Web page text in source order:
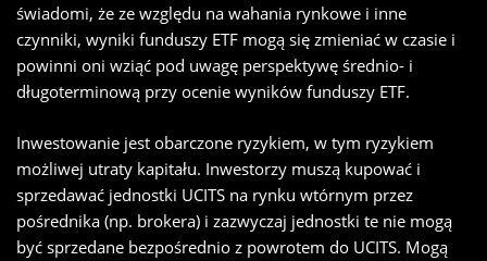
świadomi, że ze względu na wahania rynkowe i inne
czynniki, wyniki funduszy ETF mogą się zmieniać w czasie i
powinni oni wziąć pod uwagę perspektywę średnio- i
długoterminową przy ocenie wyników funduszy ETF.
Inwestowanie jest obarczone ryzykiem, w tym ryzykiem
możliwej utraty kapitału. Inwestorzy muszą kupować i
sprzedawać jednostki UCITS na rynku wtórnym przez
pośrednika (np. brokera) i zazwyczaj jednostki te nie mogą
być sprzedane bezpośrednio z powrotem do UCITS. Mogą